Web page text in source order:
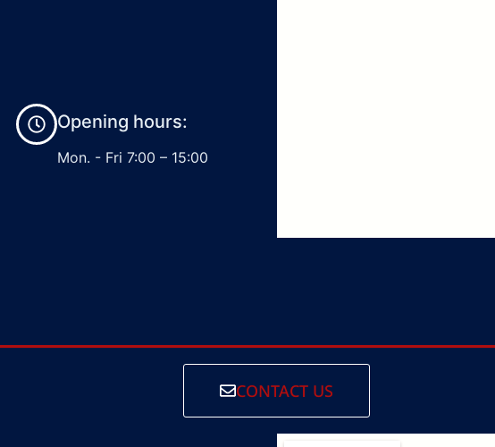
Opening hours:
Mon. - Fri 7:00 – 15:00
CONTACT US